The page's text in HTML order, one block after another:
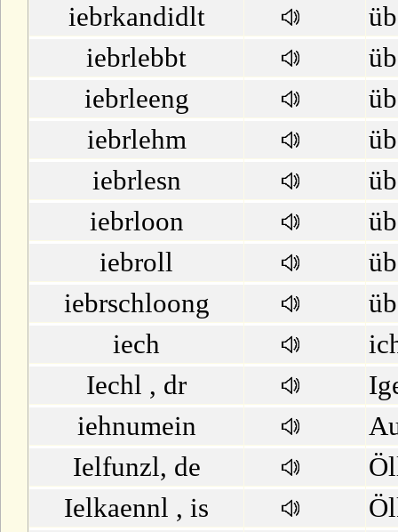
O
P
Q
R
U
V
W
X
iebrkandidlt
iebrlebbt
iebrleeng
iebrlehm
iebrlesn
iebrloon
iebroll
iebrschloong
iech
Iechl , dr
iehnumein
Ielfunzl, de
Ielkaennl , is